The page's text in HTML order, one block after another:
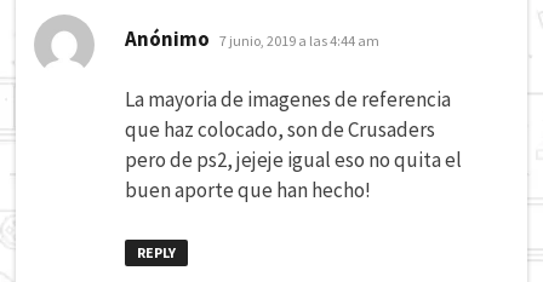
Anónimo dice:
7 junio, 2019 a las 4:44 am
La mayoria de imagenes de referencia
que haz colocado, son de Crusaders
pero de ps2, jejeje igual eso no quita el
buen aporte que han hecho!
REPLY